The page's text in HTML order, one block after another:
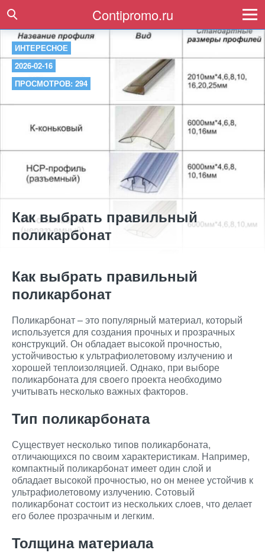
Contipromo.ru
ИНТЕРЕСНОЕ
2026-02-16
ПРОСМОТРОВ: 294
Как выбрать правильный
поликарбонат
Как выбрать правильный
поликарбонат
Поликарбонат – это популярный материал, который
используется для создания прочных и прозрачных
конструкций. Он обладает высокой прочностью,
устойчивостью к ультрафиолетовому излучению и
хорошей теплоизоляцией. Однако, при выборе
поликарбоната для своего проекта необходимо
учитывать несколько важных факторов.
Тип поликарбоната
Существует несколько типов поликарбоната,
отличающихся по своим характеристикам. Например,
компактный поликарбонат имеет один слой и
обладает высокой прочностью, но он менее устойчив к
ультрафиолетовому излучению. Сотовый
поликарбонат состоит из нескольких слоев, что делает
его более прозрачным и легким.
Толщина материала